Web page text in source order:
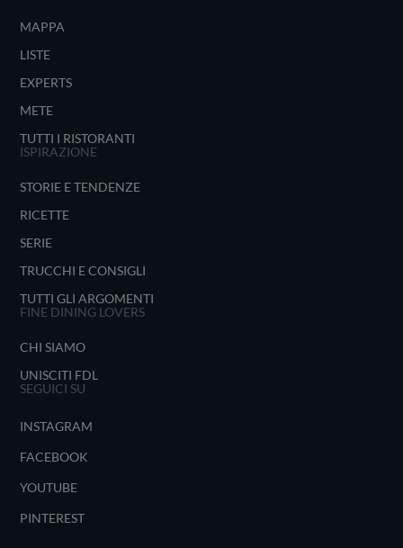
MAPPA
LISTE
EXPERTS
METE
TUTTI I RISTORANTI
ISPIRAZIONE
STORIE E TENDENZE
RICETTE
SERIE
TRUCCHI E CONSIGLI
TUTTI GLI ARGOMENTI
FINE DINING LOVERS
CHI SIAMO
UNISCITI FDL
SEGUICI SU
INSTAGRAM
FACEBOOK
YOUTUBE
PINTEREST